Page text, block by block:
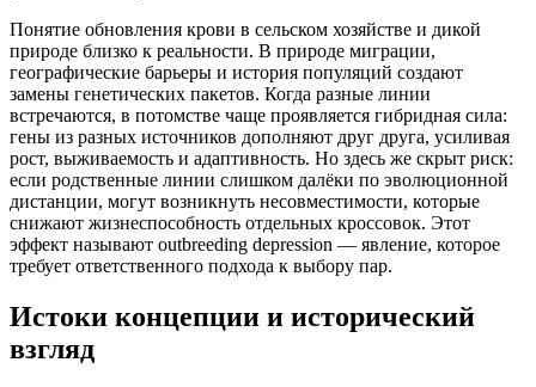
Понятие обновления крови в сельском хозяйстве и дикой
природе близко к реальности. В природе миграции,
географические барьеры и история популяций создают
замены генетических пакетов. Когда разные линии
встречаются, в потомстве чаще проявляется гибридная сила:
гены из разных источников дополняют друг друга, усиливая
рост, выживаемость и адаптивность. Но здесь же скрыт риск:
если родственные линии слишком далёки по эволюционной
дистанции, могут возникнуть несовместимости, которые
снижают жизнеспособность отдельных кроссовок. Этот
эффект называют outbreeding depression — явление, которое
требует ответственного подхода к выбору пар.
Истоки концепции и исторический
взгляд